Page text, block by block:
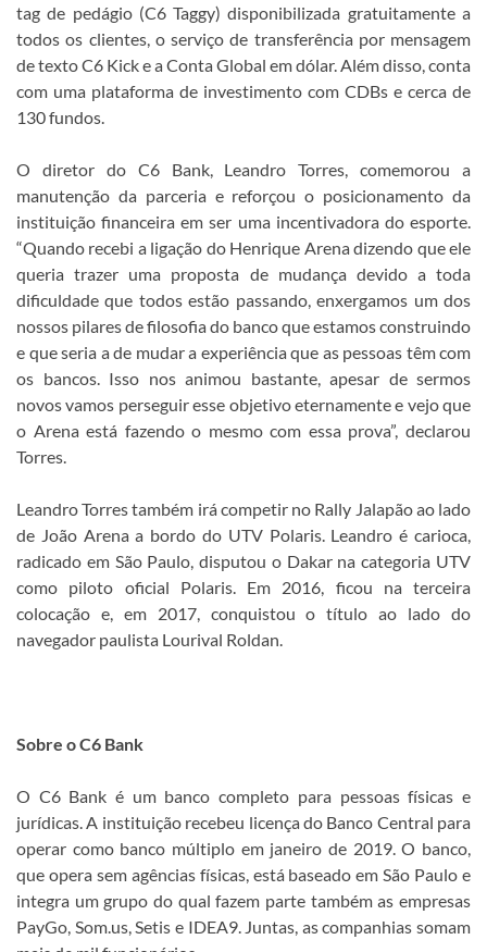
tag de pedágio (C6 Taggy) disponibilizada gratuitamente a
todos os clientes, o serviço de transferência por mensagem
de texto C6 Kick e a Conta Global em dólar. Além disso, conta
com uma plataforma de investimento com CDBs e cerca de
130 fundos.
O diretor do C6 Bank, Leandro Torres, comemorou a
manutenção da parceria e reforçou o posicionamento da
instituição financeira em ser uma incentivadora do esporte.
“Quando recebi a ligação do Henrique Arena dizendo que ele
queria trazer uma proposta de mudança devido a toda
dificuldade que todos estão passando, enxergamos um dos
nossos pilares de filosofia do banco que estamos construindo
e que seria a de mudar a experiência que as pessoas têm com
os bancos. Isso nos animou bastante, apesar de sermos
novos vamos perseguir esse objetivo eternamente e vejo que
o Arena está fazendo o mesmo com essa prova”, declarou
Torres.
Leandro Torres também irá competir no Rally Jalapão ao lado
de João Arena a bordo do UTV Polaris. Leandro é carioca,
radicado em São Paulo, disputou o Dakar na categoria UTV
como piloto oficial Polaris. Em 2016, ficou na terceira
colocação e, em 2017, conquistou o título ao lado do
navegador paulista Lourival Roldan.
Sobre o C6 Bank
O C6 Bank é um banco completo para pessoas físicas e
jurídicas. A instituição recebeu licença do Banco Central para
operar como banco múltiplo em janeiro de 2019. O banco,
que opera sem agências físicas, está baseado em São Paulo e
integra um grupo do qual fazem parte também as empresas
PayGo, Som.us, Setis e IDEA9. Juntas, as companhias somam